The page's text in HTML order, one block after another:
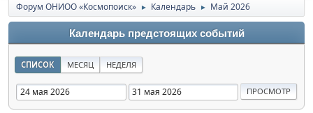
Форум ОНИОО «Космопоиск» ► Календарь ► Май 2026
Календарь предстоящих событий
СПИСОК МЕСЯЦ НЕДЕЛЯ